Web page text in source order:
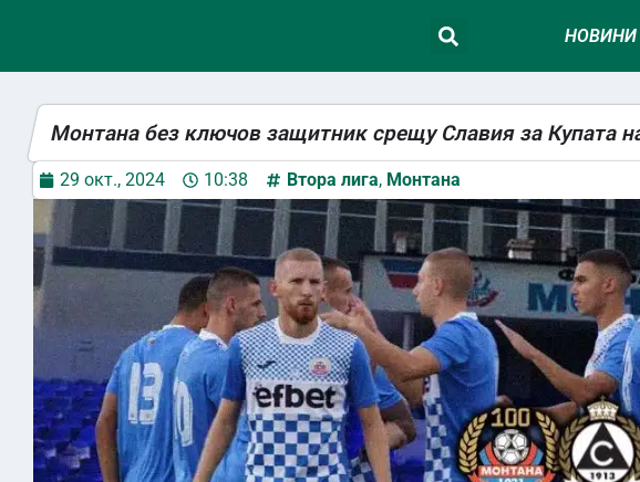
НОВИНИ
Монтана без ключов защитник срещу Славия за Купата
29 окт., 2024 10:38 Втора лига, Монтана